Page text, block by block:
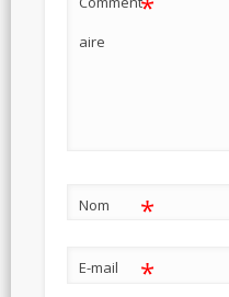
aire
*
Nom *
E-mail *